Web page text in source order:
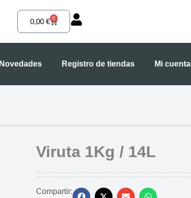
0,00 € 0
Carrito
Novedades Registro de tiendas Mi cuenta
Viruta 1Kg / 14L
Compartir: